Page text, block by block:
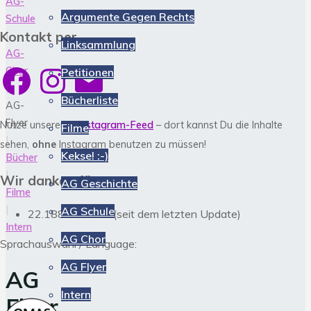
Argumente Gegen Rechts
Linksammlung
Petitionen
Bücherliste
Filme
Kekse! :-)
AG Geschichte
AG Schule
AG Chor
AG Flyer
Intern
Schule
|
AG-
Chor
|
AG-
Flyer
|
Bücher
|
Filme
|
Intern
AG
Kontakt per …
FacebookInstagram
E-
Mail
Nutze unseren> Instagram-Feed – dort kannst Du die Inhalte
sehen, ohne Instagram benutzen zu müssen!
Wir danken für
22.188 Besuche (seit dem letzten Update)
Sprachauswahl / Language: